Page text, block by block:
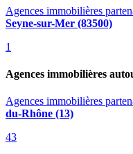
Agences immobilières
Seyne-sur-Mer (83500)
1
Agences immobilières
Agences immobilières
du-Rhône (13)
43